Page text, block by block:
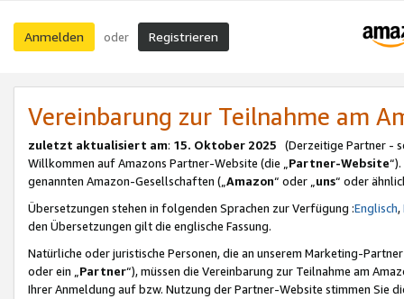
Anmelden oder Registrieren
Vereinbarung zur Teilnahme am
zuletzt aktualisiert am: 15. Oktober 2025 (Derzeitige Partner -
Willkommen auf Amazons Partner-Website (die „Partner-Website
genannten Amazon-Gesellschaften („Amazon“ oder „uns“ oder
Übersetzungen stehen in folgenden Sprachen zur Verfügung :Englisch,
den Übersetzungen gilt die englische Fassung.
Natürliche oder juristische Personen, die an unserem Marketing-
oder ein „Partner“), müssen die Vereinbarung zur Teilnahme am
Ihrer Anmeldung auf bzw. Nutzung der Partner-Website stimmen Sie